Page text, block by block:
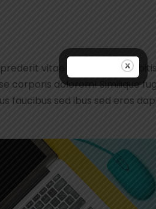
vitae recusandae
corporis dolorem! Similique
sed ibus sed eros